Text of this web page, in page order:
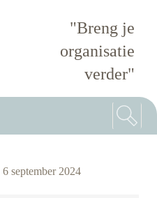
"Breng je
organisatie
verder"
6 september 2024